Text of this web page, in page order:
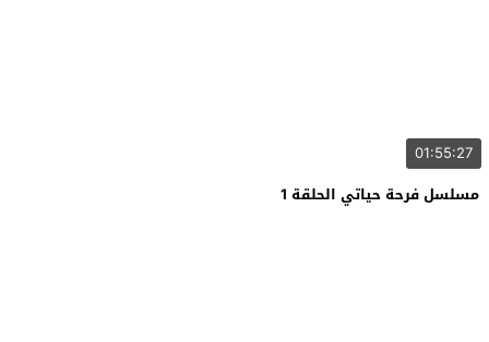
01:55:27
مسلسل فرحة حياتي الحلقة 1